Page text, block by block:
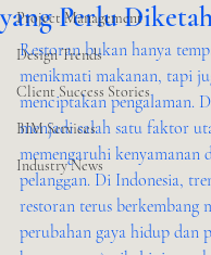
Project Management
Design Trends
Client Success Stories
BIM Services
Industry News
yang Perlu
Restoran bukan hanya
menikmati makanan, tapi
menciptakan pengalaman.
menjadi salah satu faktor
memengaruhi kenyamanan
pelanggan. Di Indonesia,
restoran terus berkembang
perubahan gaya hidup dan